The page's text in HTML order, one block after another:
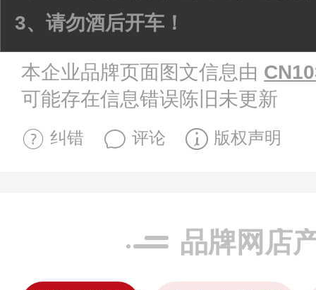
3、请勿酒后开车！
本企业品牌页面图文信息由
可能存在信息错误陈旧未更新
纠错 评论 版权声明
品牌网店